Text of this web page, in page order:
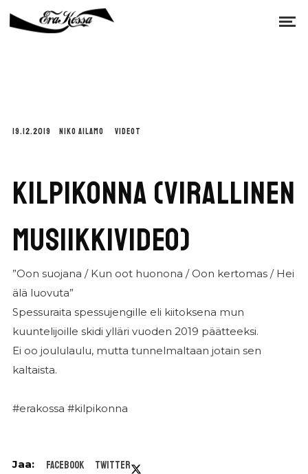
19.12.2019 NIKO AILAMO VIDEOT
KILPIKONNA (VIRALLINEN
MUSIIKKIVIDEO)
”Oon suojana / Kun oot huonona / Oon kertomas / Hei
älä luovuta”
Spessuraita spessujengille eli kiitoksena mun
kuuntelijoille skidi ylläri vuoden 2019 päätteeksi.
Ei oo joululaulu, mutta tunnelmaltaan jotain sen
kaltaista.
#erakossa #kilpikonna
Facebook Twitter